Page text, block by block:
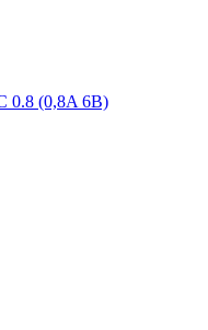
0.8 (0,8A 6В)